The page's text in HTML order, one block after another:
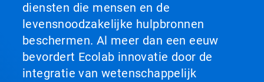
diensten die mensen en de
levensnoodzakelijke hulpbronnen
beschermen. Al meer dan een eeuw
bevordert Ecolab innovatie door de
integratie van wetenschappelijk